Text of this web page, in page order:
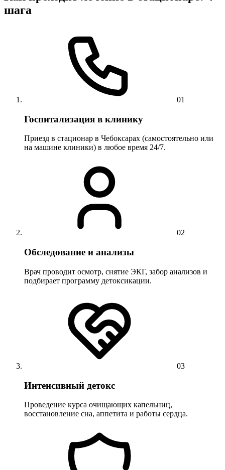
шага
01
Госпитализация в клинику
Приезд в стационар в Чебоксарах (самостоятельно или
на машине клиники) в любое время 24/7.
02
Обследование и анализы
Врач проводит осмотр, снятие ЭКГ, забор анализов и
подбирает программу детоксикации.
03
Интенсивный детокс
Проведение курса очищающих капельниц,
восстановление сна, аппетита и работы сердца.